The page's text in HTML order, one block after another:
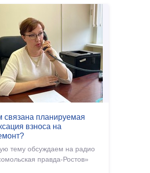
связана планируемая
взноса на
тему обсуждаем на радио
правда-Ростов»